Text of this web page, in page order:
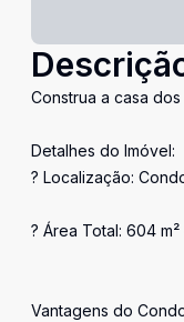
Construa a casa
Detalhes do Imóvel:
? Localização:
? Área Total: 604
Vantagens do